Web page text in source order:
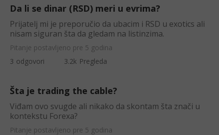
Da li se dinar (RSD) meri u evrima?
Prijatelj mi je preporučio da ubacim i RSD u exotics ali
nisam siguran šta da gledam na listinzima.
Pitanje postavljeno pre 5 godina
3 odgovori 3.2k Pregleda
Šta je trading the cable?
Viđam ovo svugde ali nikako da skontam šta znači u
kontekstu Forexa?
Pitanje postavljeno pre 5 godina